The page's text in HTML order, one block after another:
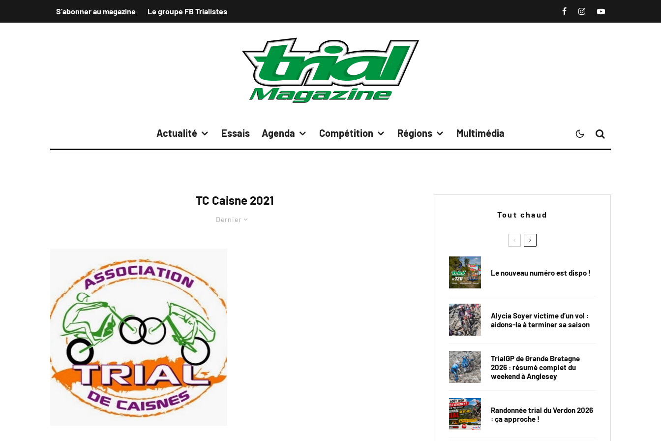
S’abonner au magazine Le groupe FB Trialistes
Actualité Essais Agenda Compétition Régions Multimédia
TC Caisne 2021
Dernier
Tout chaud
Le nouveau numéro est dispo !
Alycia Soyer victime d’un vol :
aidons-la à terminer sa saison
TrialGP de Grande Bretagne
2026 : résumé complet du
weekend à Anglesey
Randonnée trial du Verdon 2026
: ça approche !